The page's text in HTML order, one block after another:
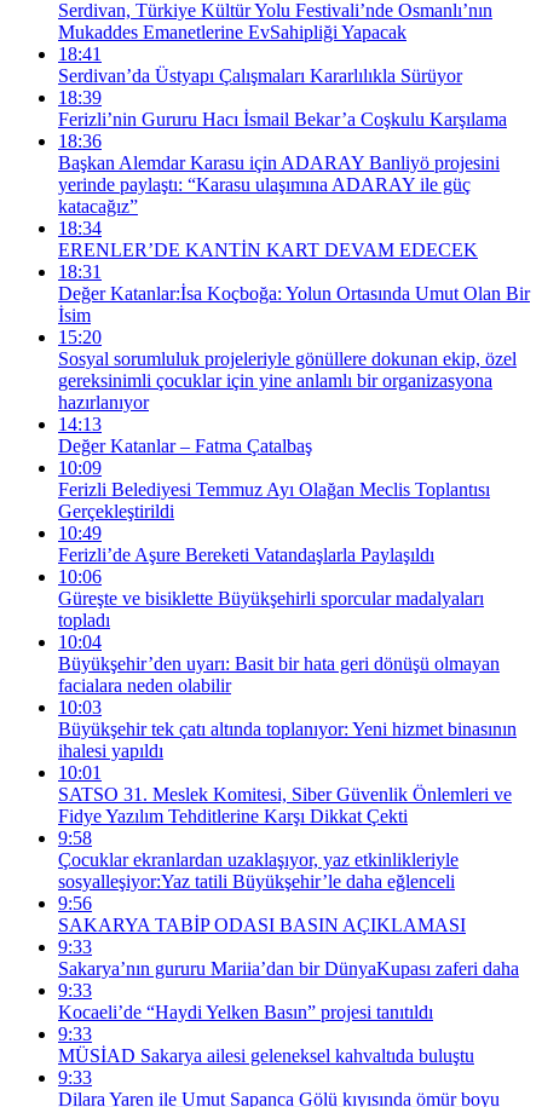
Serdivan, Türkiye Kültür Yolu Festivali’nde Osmanlı’nın
Mukaddes Emanetlerine EvSahipliği Yapacak
18:41
Serdivan’da Üstyapı Çalışmaları Kararlılıkla Sürüyor
18:39
Ferizli’nin Gururu Hacı İsmail Bekar’a Coşkulu Karşılama
18:36
Başkan Alemdar Karasu için ADARAY Banliyö projesini
yerinde paylaştı: “Karasu ulaşımına ADARAY ile güç
katacağız”
18:34
ERENLER’DE KANTİN KART DEVAM EDECEK
18:31
Değer Katanlar:İsa Koçboğa: Yolun Ortasında Umut Olan Bir
İsim
15:20
Sosyal sorumluluk projeleriyle gönüllere dokunan ekip, özel
gereksinimli çocuklar için yine anlamlı bir organizasyona
hazırlanıyor
14:13
Değer Katanlar – Fatma Çatalbaş
10:09
Ferizli Belediyesi Temmuz Ayı Olağan Meclis Toplantısı
Gerçekleştirildi
10:49
Ferizli’de Aşure Bereketi Vatandaşlarla Paylaşıldı
10:06
Güreşte ve bisiklette Büyükşehirli sporcular madalyaları
topladı
10:04
Büyükşehir’den uyarı: Basit bir hata geri dönüşü olmayan
facialara neden olabilir
10:03
Büyükşehir tek çatı altında toplanıyor: Yeni hizmet binasının
ihalesi yapıldı
10:01
SATSO 31. Meslek Komitesi, Siber Güvenlik Önlemleri ve
Fidye Yazılım Tehditlerine Karşı Dikkat Çekti
9:58
Çocuklar ekranlardan uzaklaşıyor, yaz etkinlikleriyle
sosyalleşiyor:Yaz tatili Büyükşehir’le daha eğlenceli
9:56
SAKARYA TABİP ODASI BASIN AÇIKLAMASI
9:33
Sakarya’nın gururu Mariia’dan bir DünyaKupası zaferi daha
9:33
Kocaeli’de “Haydi Yelken Basın” projesi tanıtıldı
9:33
MÜSİAD Sakarya ailesi geleneksel kahvaltıda buluştu
9:33
Dilara Yaren ile Umut Sapanca Gölü kıyısında ömür boyu